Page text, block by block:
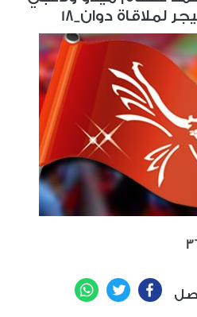
لملاقاة دوان_18
Facebook
Twitter